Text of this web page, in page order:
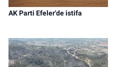
AK Parti Efeler'de istifa